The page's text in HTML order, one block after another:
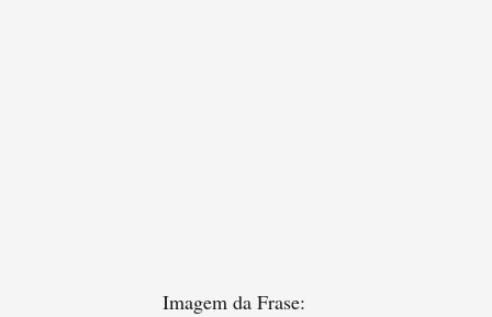
Imagem da Frase: